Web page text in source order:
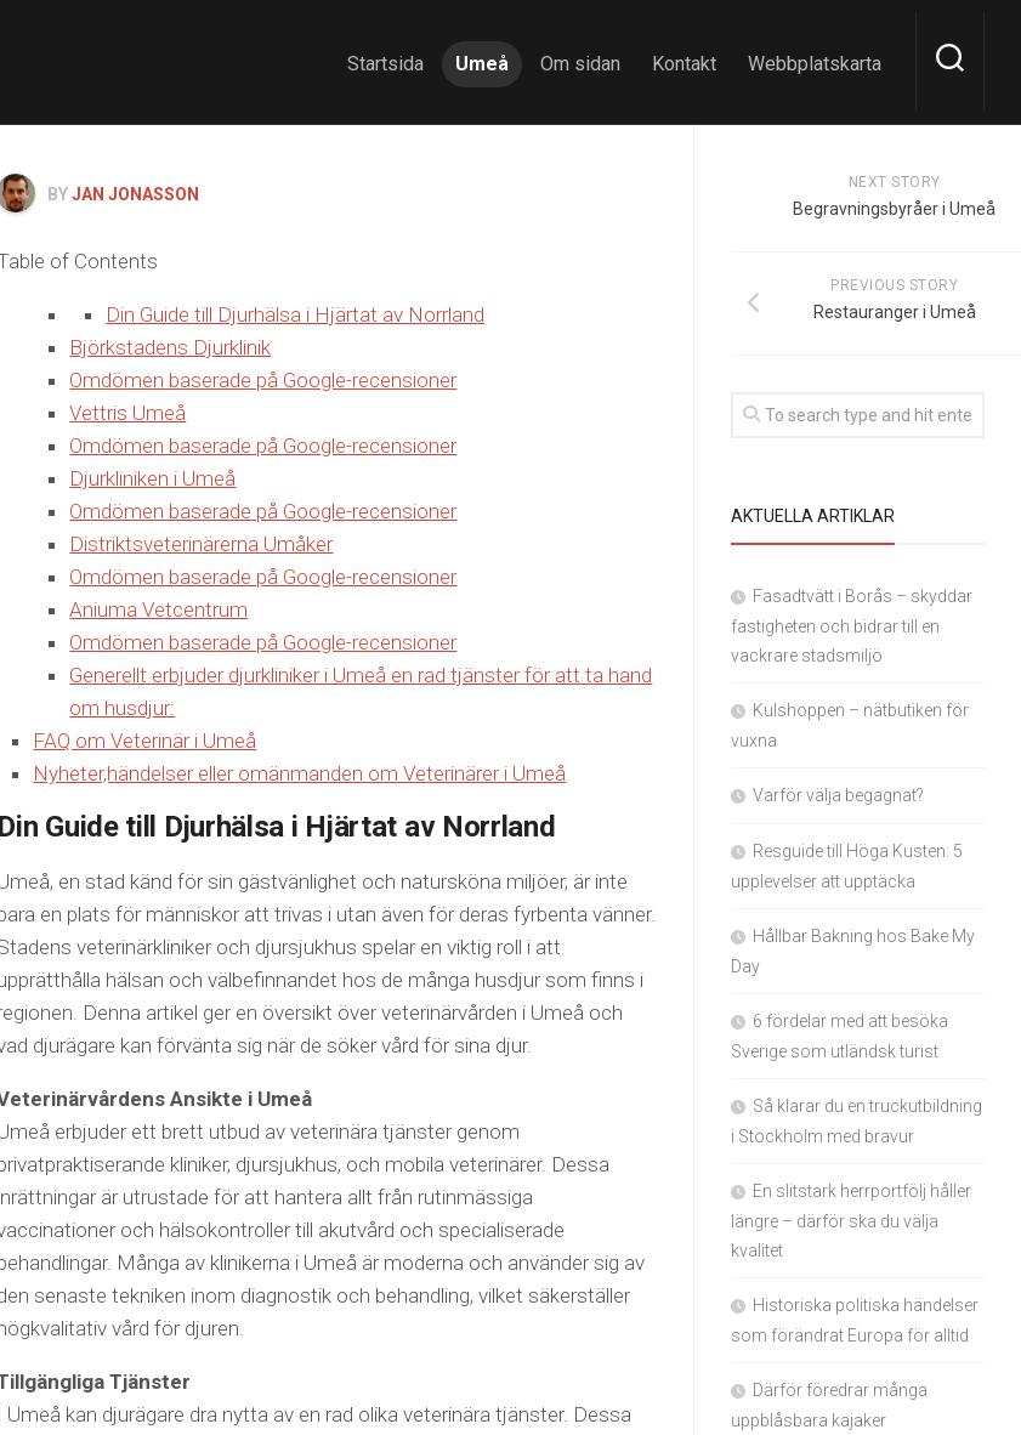
Startsida Umeå Om sidan Kontakt Webbplatskarta
BYJAN JONASSON
of Contents
Din Guide till Djurhälsa i Hjärtat av Norrland
Björkstadens Djurklinik
Omdömen baserade på Google-recensioner
Vettris Umeå
Omdömen baserade på Google-recensioner
Djurkliniken i Umeå
Omdömen baserade på Google-recensioner
Distriktsveterinärerna Umåker
Omdömen baserade på Google-recensioner
Aniuma Vetcentrum
Omdömen baserade på Google-recensioner
Generellt erbjuder djurkliniker i Umeå en rad tjänster för att ta hand
om husdjur:
FAQ om Veterinär i Umeå
Nyheter,händelser eller omänmanden om Veterinärer i Umeå
Din Guide till Djurhälsa i Hjärtat av Norrland
en stad känd för sin gästvänlighet och natursköna miljöer, är inte
en plats för människor att trivas i utan även för deras fyrbenta vänner.
veterinärkliniker och djursjukhus spelar en viktig roll i att
hälsan och välbefinnandet hos de många husdjur som finns i
Denna artikel ger en översikt över veterinärvården i Umeå och
djurägare kan förvänta sig när de söker vård för sina djur.
Ansikte i Umeå
erbjuder ett brett utbud av veterinära tjänster genom
kliniker, djursjukhus, och mobila veterinärer. Dessa
är utrustade för att hantera allt från rutinmässiga
och hälsokontroller till akutvård och specialiserade
Många av klinikerna i Umeå är moderna och använder sig av
senaste tekniken inom diagnostik och behandling, vilket säkerställer
vård för djuren.
Tjänster
I Umeå kan djurägare dra nytta av en rad olika veterinära tjänster. Dessa
NEXT STORY
Begravningsbyråer i Umeå
PREVIOUS STORY
Restauranger i Umeå
AKTUELLA ARTIKLAR
Fasadtvätt i Borås – skyddar
fastigheten och bidrar till en
vackrare stadsmiljö
Kulshoppen – nätbutiken för
vuxna
Varför välja begagnat?
Resguide till Höga Kusten: 5
upplevelser att upptäcka
Hållbar Bakning hos Bake My
Day
6 fördelar med att besöka
Sverige som utländsk turist
Så klarar du en truckutbildning
i Stockholm med bravur
En slitstark herrportfölj håller
längre – därför ska du välja
kvalitet
Historiska politiska händelser
som förändrat Europa för alltid
Därför föredrar många
uppblåsbara kajaker